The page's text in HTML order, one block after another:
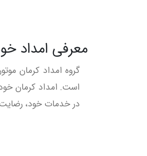
معرفی امداد
گروه امداد کرمان
است. امداد کرمان
در خدمات خود، رضایت مشتریان را جلب